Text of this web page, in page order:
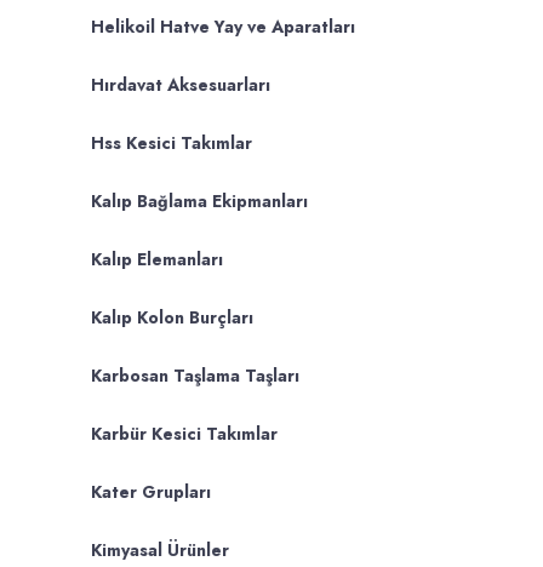
Helikoil Hatve Yay ve Aparatları
Hırdavat Aksesuarları
Hss Kesici Takımlar
Kalıp Bağlama Ekipmanları
Kalıp Elemanları
Kalıp Kolon Burçları
Karbosan Taşlama Taşları
Karbür Kesici Takımlar
Kater Grupları
Kimyasal Ürünler